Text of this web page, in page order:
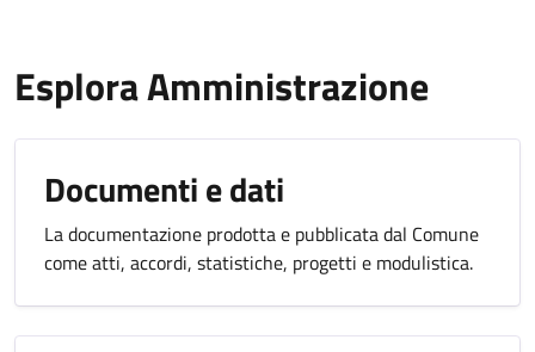
Esplora Amministrazione
Documenti e dati
La documentazione prodotta e pubblicata dal Comune
come atti, accordi, statistiche, progetti e modulistica.